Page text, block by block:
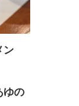
ン
ゆの